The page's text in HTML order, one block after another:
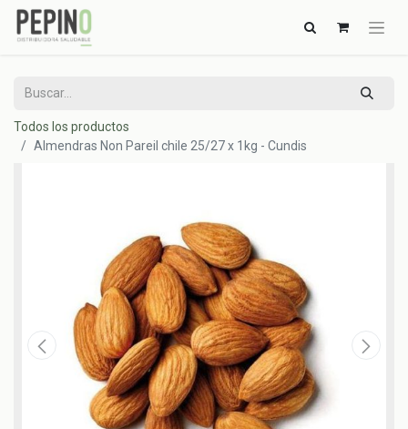
Todos los productos
Almendras Non Pareil chile 25/27 x 1kg - Cundis